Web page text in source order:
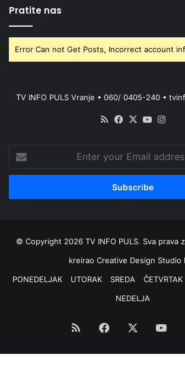
Pratite nas
Error Can not Get Posts, Incorrect account
TV INFO PULS Vranje • 060/ 0405-240 •
RSS Facebook
X YouTube
your
Email
© Copyright 2026 TV INFO PULS. Sva prava
kreirao Creative Design Studio
PONEDELJAK
UTORAK SREDA ČETVRTAK
NEDELJA
RSS Facebook